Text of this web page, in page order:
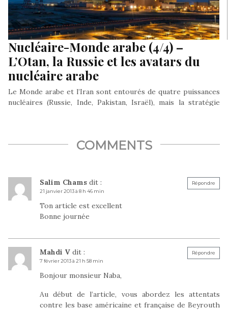
Nucléaire-Monde arabe (4/4) –
L’Otan, la Russie et les avatars du
nucléaire arabe
Le Monde arabe et l’Iran sont entourés de quatre puissances
nucléaires (Russie, Inde, Pakistan, Israël), mais la stratégie
de près de deux cents ogives à charge nucléaire, soustrait à
COMMENTS
Salim Chams dit :
21 janvier 2013 à 8 h 46 min
Ton article est excellent
Bonne journée
Répondre
Mahdi V dit :
7 février 2013 à 21 h 58 min
Bonjour monsieur Naba,
Au début de l’article, vous abordez les attentats
contre les base américaine et française de Beyrouth
Répondre